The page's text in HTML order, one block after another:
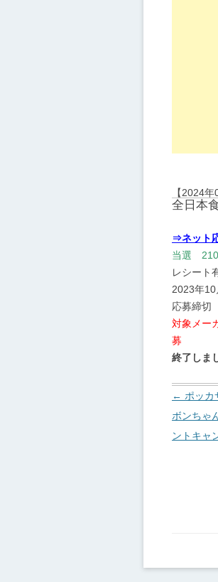
【2024年
全日本
⇒ネット
当選
レシート
2023年10
応募締切
対象メー
募
終了しま
投
稿
ナ
← ポッ
ボンちゃ
ントキャ